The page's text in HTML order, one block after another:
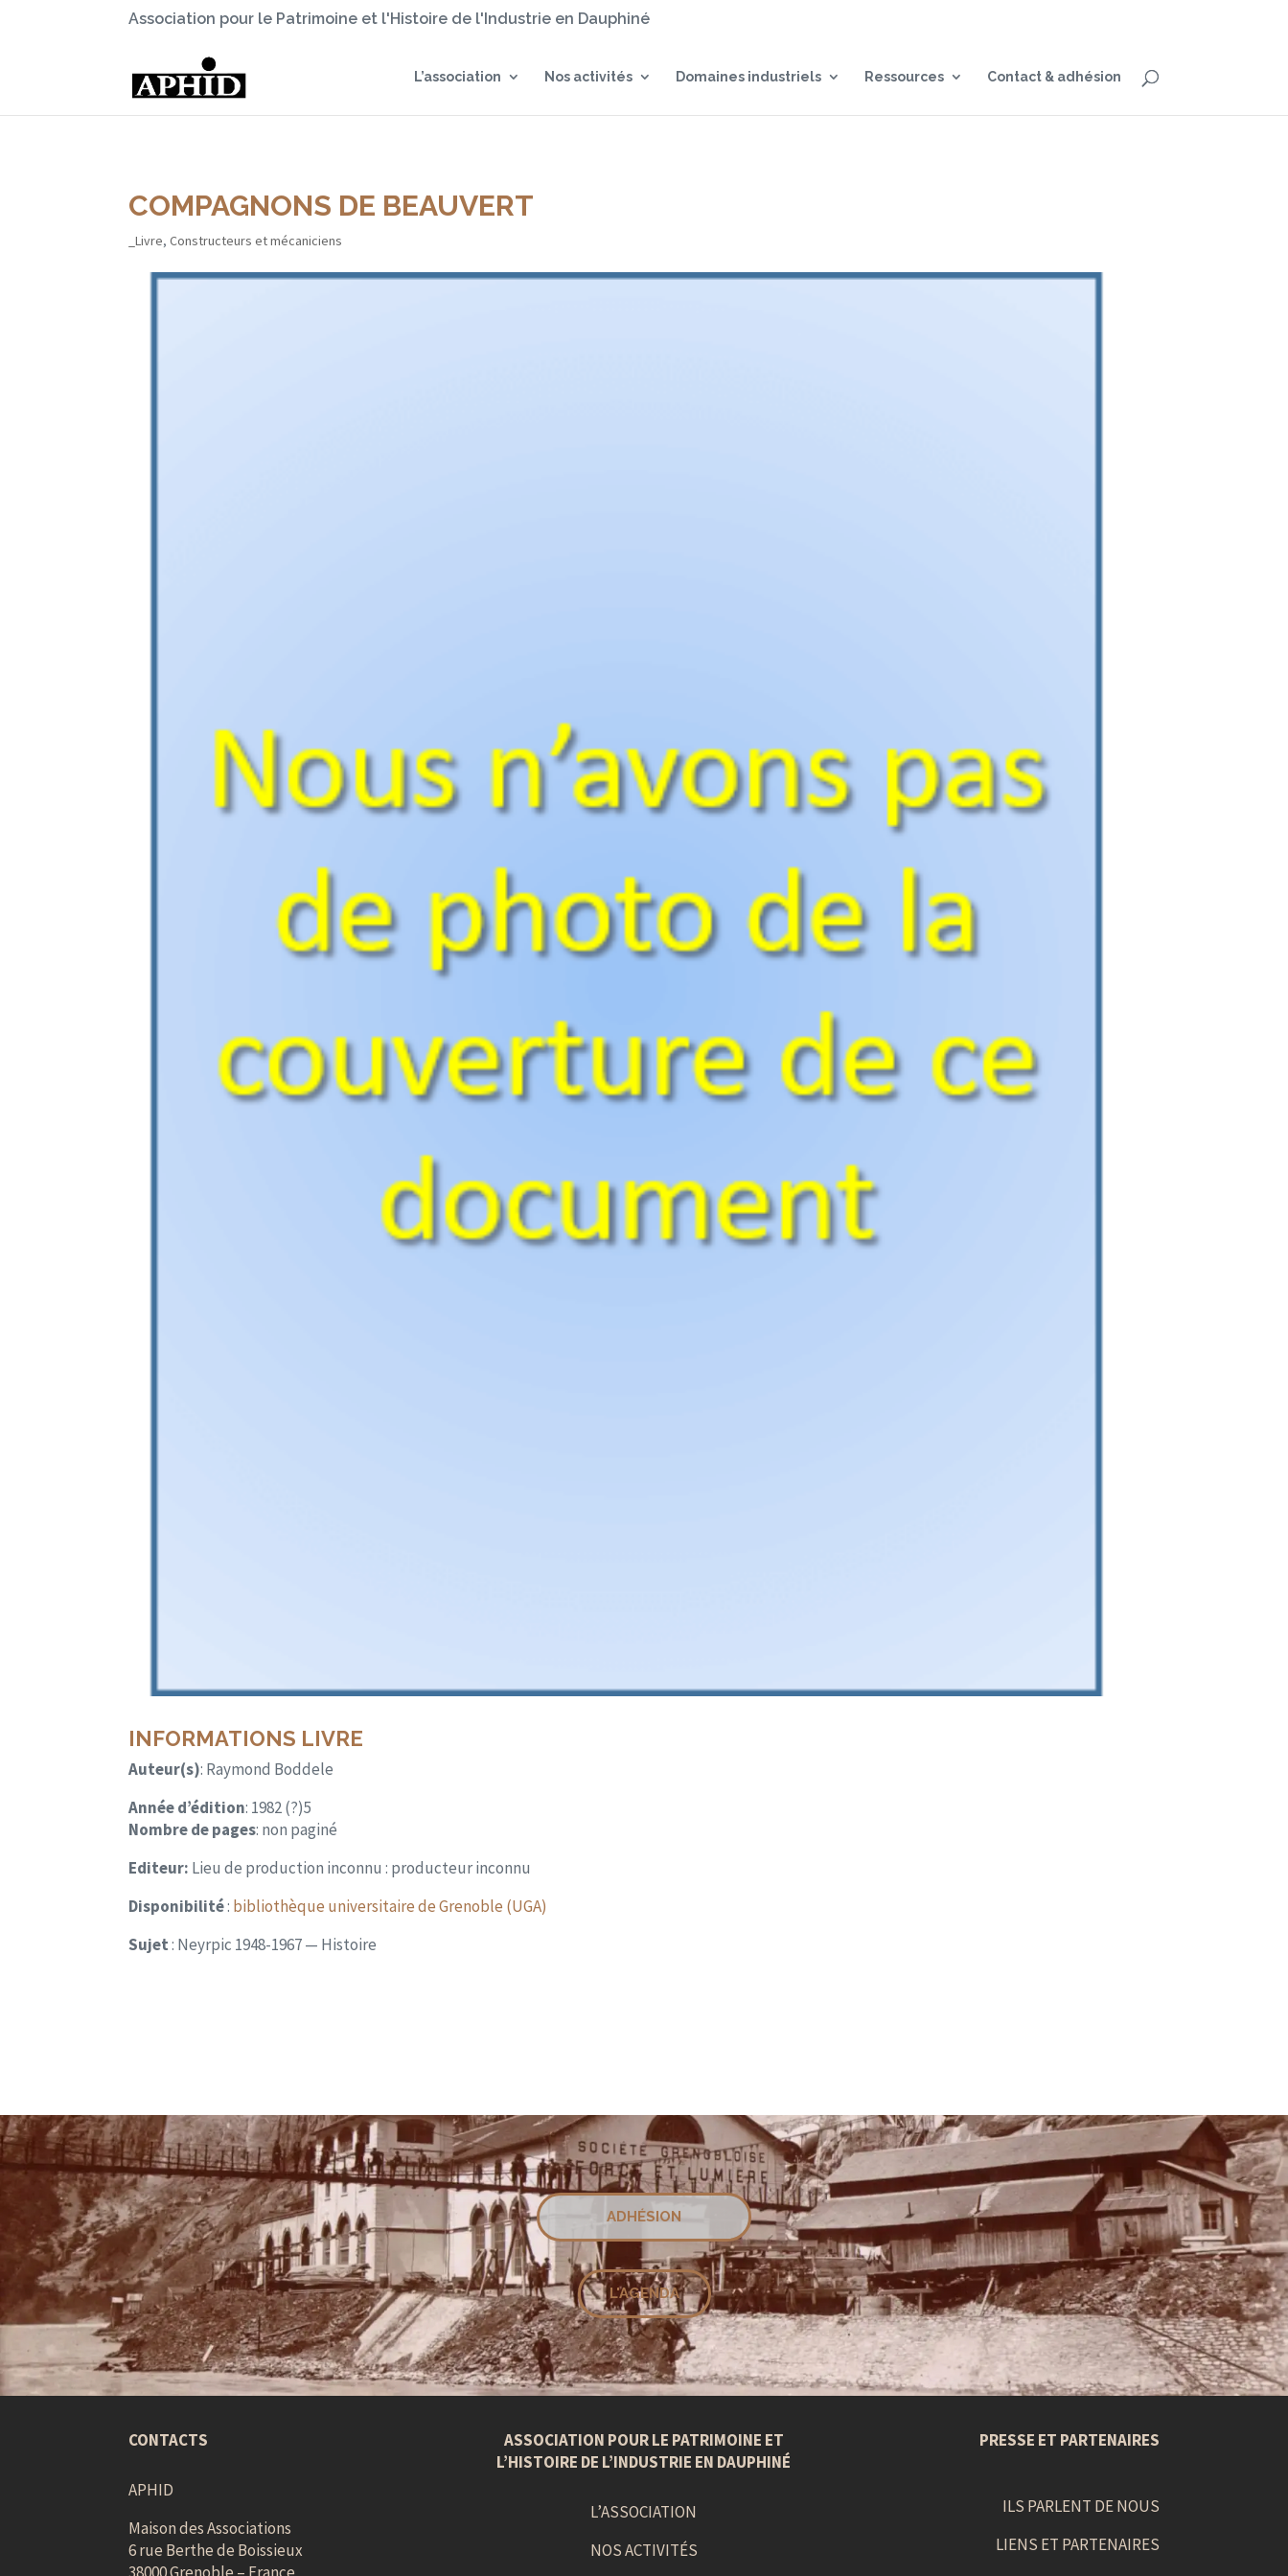
Association pour le Patrimoine et l'Histoire de l'Industrie en Dauphiné
L’association Nos activités Domaines industriels Ressources Contact & adhésion
COMPAGNONS DE BEAUVERT
_Livre,Constructeurs et mécaniciens
INFORMATIONS LIVRE
Auteur(s): Raymond Boddele
Année d’édition: 1982 (?)5
Nombre de pages: non paginé
Editeur: Lieu de production inconnu : producteur inconnu
Disponibilité: bibliothèque universitaire de Grenoble (UGA)
Sujet: Neyrpic 1948-1967 — Histoire
ADHÉSION
L'AGENDA
CONTACTS
APHID
Maison des Associations
6 rue Berthe de Boissieux
ASSOCIATION POUR LE PATRIMOINE ET
L’HISTOIRE DE L’INDUSTRIE EN DAUPHINÉ
L’ASSOCIATION
NOS ACTIVITÉS
PRESSE ET PARTENAIRES
ILS PARLENT DE NOUS
LIENS ET PARTENAIRES